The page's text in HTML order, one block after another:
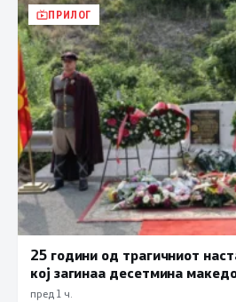
ПРИЛОГ
25 години од трагичниот
кој загинаа десетмина
пред 1 ч.